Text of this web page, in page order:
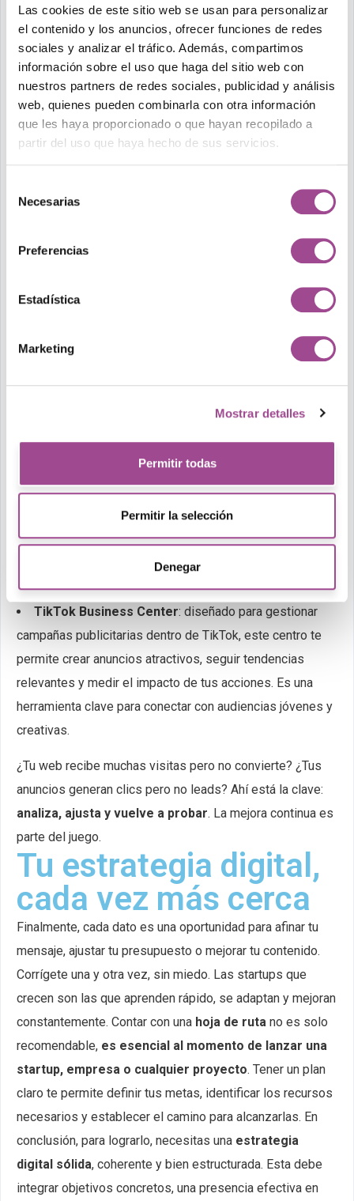
Las cookies de este sitio web se usan para personalizar
el contenido y los anuncios, ofrecer funciones de redes
sociales y analizar el tráfico. Además, compartimos
información sobre el uso que haga del sitio web con
nuestros partners de redes sociales, publicidad y análisis
web, quienes pueden combinarla con otra información
que les haya proporcionado o que hayan recopilado a
partir del uso que haya hecho de sus servicios.
Necesarias
Preferencias
Estadística
Marketing
Mostrar detalles
Permitir todas
Permitir la selección
Denegar
Google Analytics 4: tu
centro de control
La herramienta más importante que debes dominar es
Google Analytics 4 (GA4).¿Por qué? Porque te permite
entender cómo se comportan los usuarios en tu sitio web:
desde qué canal llegaron, qué páginas visitan, cuánto
¿Quién visita tu web?
¿Qué acciones realizan?
campañas y tu contenido. Si no estás midiendo esto,
profundizar en GA4.
Otras herramientas
complementarias
Meta Business Suite : centraliza tus campañas de
Facebook e Instagram. Te da métricas detalladas sobre
alcance, interacciones y conversiones.
LinkedIn Campaign Manager: si haces B2B, esta
herramienta te permite analizar el rendimiento de tus
anuncios y afinar la segmentación profesional.
TikTok Business Center: diseñado para gestionar
campañas publicitarias dentro de TikTok, este centro te
permite crear anuncios atractivos, seguir tendencias
relevantes y medir el impacto de tus acciones. Es una
herramienta clave para conectar con audiencias jóvenes y
creativas.
¿Tu web recibe muchas visitas pero no convierte? ¿Tus
anuncios generan clics pero no leads? Ahí está la clave:
analiza, ajusta y vuelve a probar. La mejora continua es
parte del juego.
Tu estrategia digital,
cada vez más cerca
Finalmente, cada dato es una oportunidad para afinar tu
mensaje, ajustar tu presupuesto o mejorar tu contenido.
Corrígete una y otra vez, sin miedo. Las startups que
crecen son las que aprenden rápido, se adaptan y mejoran
constantemente. Contar con una hoja de ruta no es solo
recomendable, es esencial al momento de lanzar una
startup, empresa o cualquier proyecto. Tener un plan
claro te permite definir tus metas, identificar los recursos
necesarios y establecer el camino para alcanzarlas. En
conclusión, para lograrlo, necesitas una estrategia
digital sólida, coherente y bien estructurada. Esta debe
integrar objetivos concretos, una presencia efectiva en